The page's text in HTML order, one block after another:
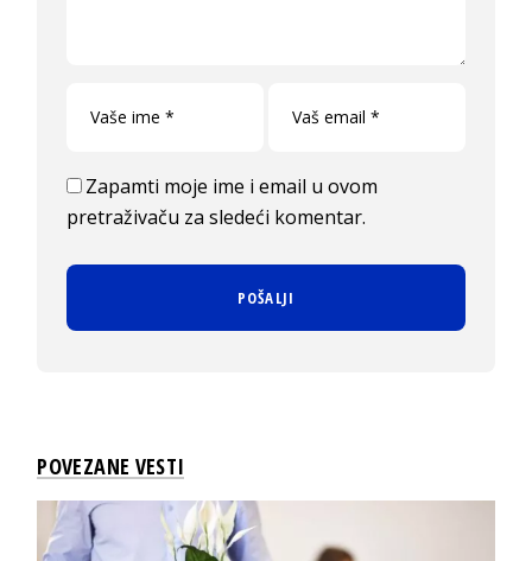
Zapamti moje ime i email u ovom
pretraživaču za sledeći komentar.
POVEZANE VESTI